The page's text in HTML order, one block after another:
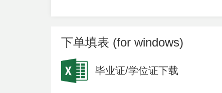
下单填表 (for windows)
毕业证/学位证下载